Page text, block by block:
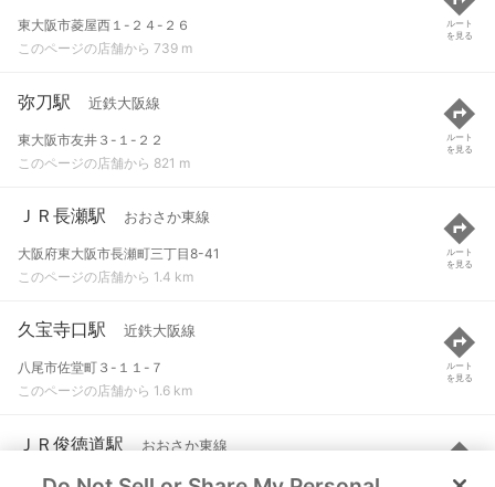
東大阪市菱屋西１-２４-２６
このページの店舗から 739 m
ルート
を見る
弥刀駅 近鉄大阪線
東大阪市友井３-１-２２
このページの店舗から 821 m
ルート
を見る
ＪＲ長瀬駅 おおさか東線
大阪府東大阪市長瀬町三丁目8-41
このページの店舗から 1.4 km
ルート
を見る
久宝寺口駅 近鉄大阪線
八尾市佐堂町３-１１-７
このページの店舗から 1.6 km
ルート
を見る
ＪＲ俊徳道駅 おおさか東線
大阪府東大阪市永和一丁目24-15
ルート